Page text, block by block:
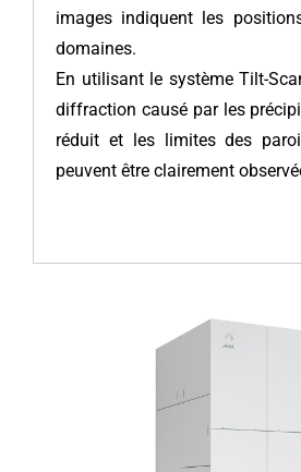
images indiquent les
domaines.
En utilisant le système Tilt-
diffraction causé par les
réduit et les limites des
peuvent être clairement